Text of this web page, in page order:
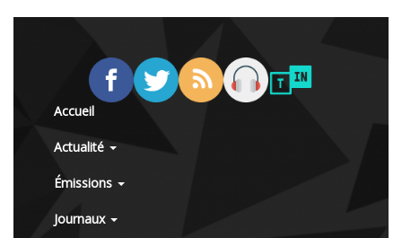
Accueil
Actualité
Émissions
Journaux